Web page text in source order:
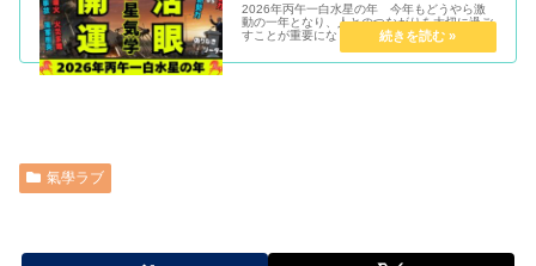
2026年丙午一白水星の年 今年もどうやら激
動の一年となり、人とのつながりを大切に過ご
すことが重要になります。運の流れを知って自
分の運勢に活用することをおすすめします！運
を味方につけ今年一年をご氣源な年にしてくだ
氣學ラブ